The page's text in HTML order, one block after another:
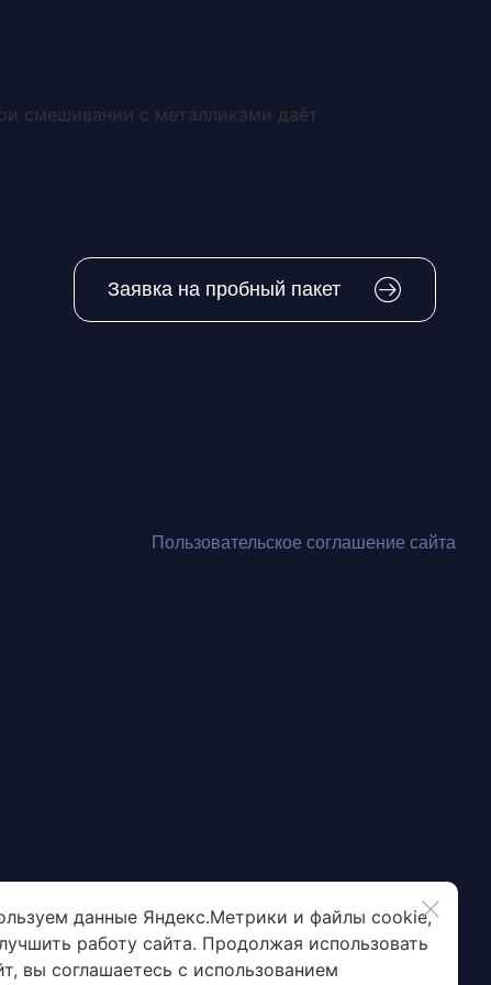
смешивании с металликами даёт
Заявка на пробный пакет
Пользовательское соглашение сайта
данные Яндекс.Метрики и файлы cookie,
работу сайта. Продолжая использовать
вы соглашаетесь с использованием